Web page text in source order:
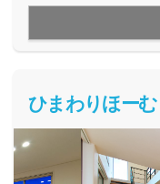
ひまわりほーむ